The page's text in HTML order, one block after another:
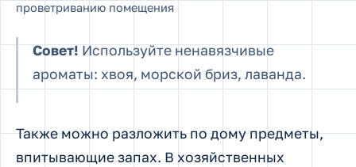
проветриванию помещения
Совет!Используйте ненавязчивые
ароматы: хвоя, морской бриз, лаванда.
Также можно разложить по дому предметы,
впитывающие запах. В хозяйственных